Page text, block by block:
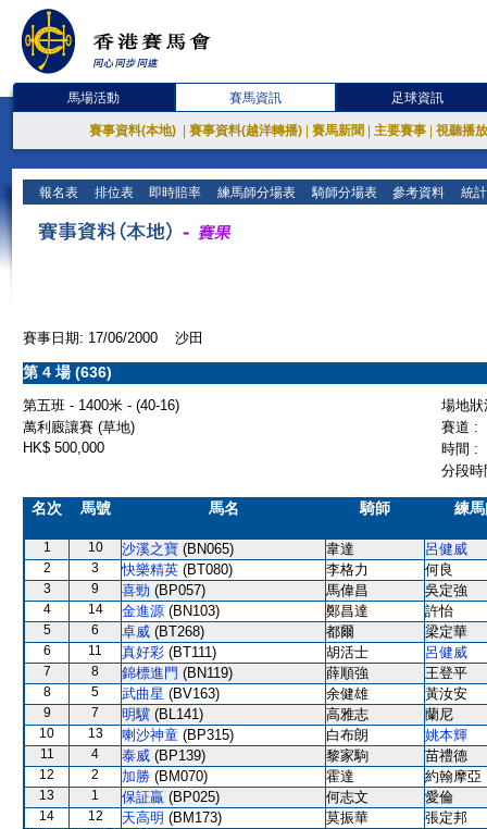
馬場活動 賽馬資訊 足球資訊
賽事資料(本地) 賽事資料(越洋轉播) 賽馬新聞 主要賽事 視聽播
報名表 排位表 即時賠率 練馬師分場表 騎師分場表 參考資料 統
賽事日期: 17/06/2000 沙田
第 4 場 (636)
第五班 - 1400米 - (40-16)
場地
萬利廄讓賽 (草地)
賽道 :
HK$ 500,000
時間 :
分段
名次 馬號 馬名 騎師 練
1 10 沙溪之寶 (BN065) 韋達 呂健威
2 3 快樂精英 (BT080) 李格力 何良
3 9 喜勁 (BP057) 馬偉昌 吳定強
4 14 金進源 (BN103) 鄭昌達 許怡
5 6 卓威 (BT268) 都爾 梁定華
6 11 真好彩 (BT111) 胡活士 呂健威
7 8 錦標進門 (BN119) 薛順強 王登平
8 5 武曲星 (BV163) 余健雄 黃汝安
9 7 明驥 (BL141) 高雅志 蘭尼
10 13 喇沙神童 (BP315) 白布朗 姚本輝
11 4 泰威 (BP139) 黎家駒 苗禮德
12 2 加勝 (BM070) 霍達 約翰摩亞
13 1 保証贏 (BP025) 何志文 愛倫
14 12 天高明 (BM173) 莫振華
張定邦